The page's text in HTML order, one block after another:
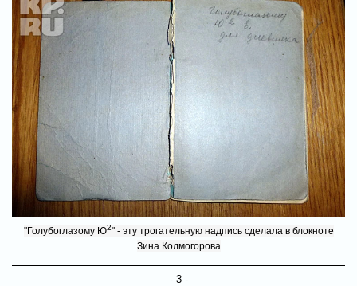
"Голубоглазому Ю2" - эту трогательную надпись сделала в блокноте
Зина Колмогорова
- 3 -